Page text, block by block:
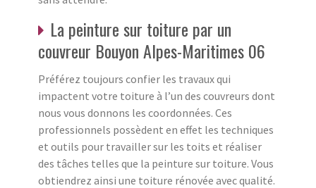
La peinture sur toiture par un
couvreur Bouyon Alpes-Maritimes 06
Préférez toujours confier les travaux qui
impactent votre toiture à l’un des couvreurs dont
nous vous donnons les coordonnées. Ces
professionnels possèdent en effet les techniques
et outils pour travailler sur les toits et réaliser
des tâches telles que la peinture sur toiture. Vous
obtiendrez ainsi une toiture rénovée avec qualité.